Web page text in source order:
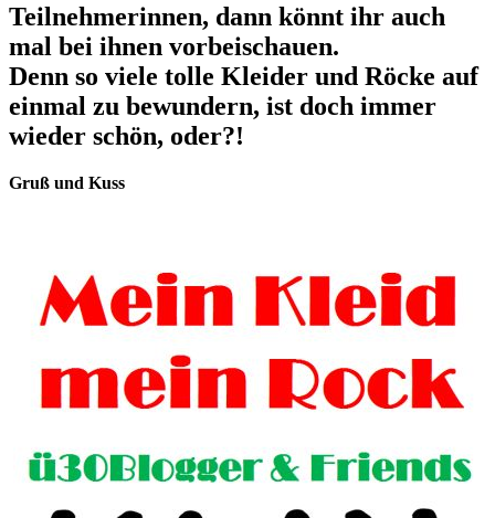
Teilnehmerinnen, dann könnt ihr auch
mal bei ihnen vorbeischauen.
Denn so viele tolle Kleider und Röcke auf
einmal zu bewundern, ist doch immer
wieder schön, oder?!
Gruß und Kuss